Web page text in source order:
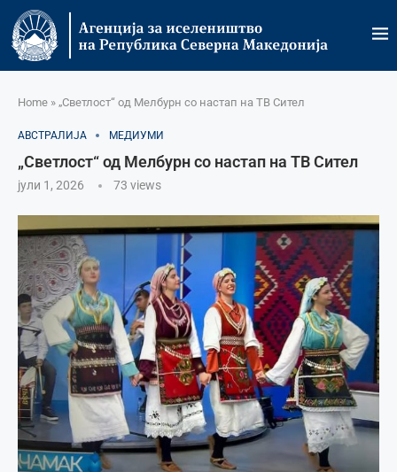
Home » „Светлост“ од Мелбурн со настап на ТВ Сител
АВСТРАЛИЈА МЕДИУМИ
„Светлост“ од Мелбурн со настап на ТВ Сител
јули 1, 2026 73 views